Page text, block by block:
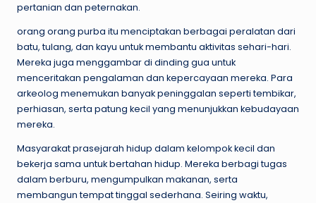
pertanian dan peternakan.
orang orang purba itu menciptakan berbagai peralatan dari
batu, tulang, dan kayu untuk membantu aktivitas sehari-hari.
Mereka juga menggambar di dinding gua untuk
menceritakan pengalaman dan kepercayaan mereka. Para
arkeolog menemukan banyak peninggalan seperti tembikar,
perhiasan, serta patung kecil yang menunjukkan kebudayaan
mereka.
Masyarakat prasejarah hidup dalam kelompok kecil dan
bekerja sama untuk bertahan hidup. Mereka berbagi tugas
dalam berburu, mengumpulkan makanan, serta
membangun tempat tinggal sederhana. Seiring waktu,